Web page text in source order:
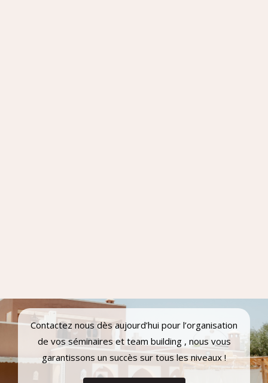
Contactez nous dès aujourd’hui pour l’organisation
de vos séminaires et team building , nous vous
garantissons un succès sur tous les niveaux !